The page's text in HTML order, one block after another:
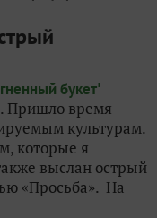
Пришло время
культурам.
которые я
выслан острый
«Просьба». На